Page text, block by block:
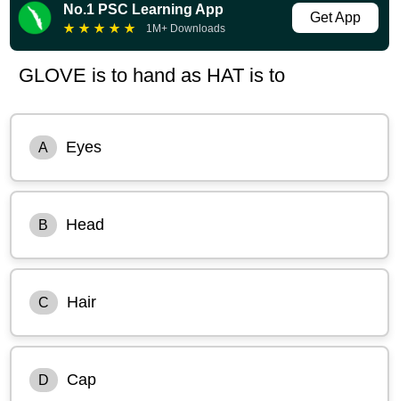
No.1 PSC Learning App
★ ★ ★ ★ ★ 1M+ Downloads
Get App
GLOVE is to hand as HAT is to
A Eyes
B Head
C Hair
D Cap